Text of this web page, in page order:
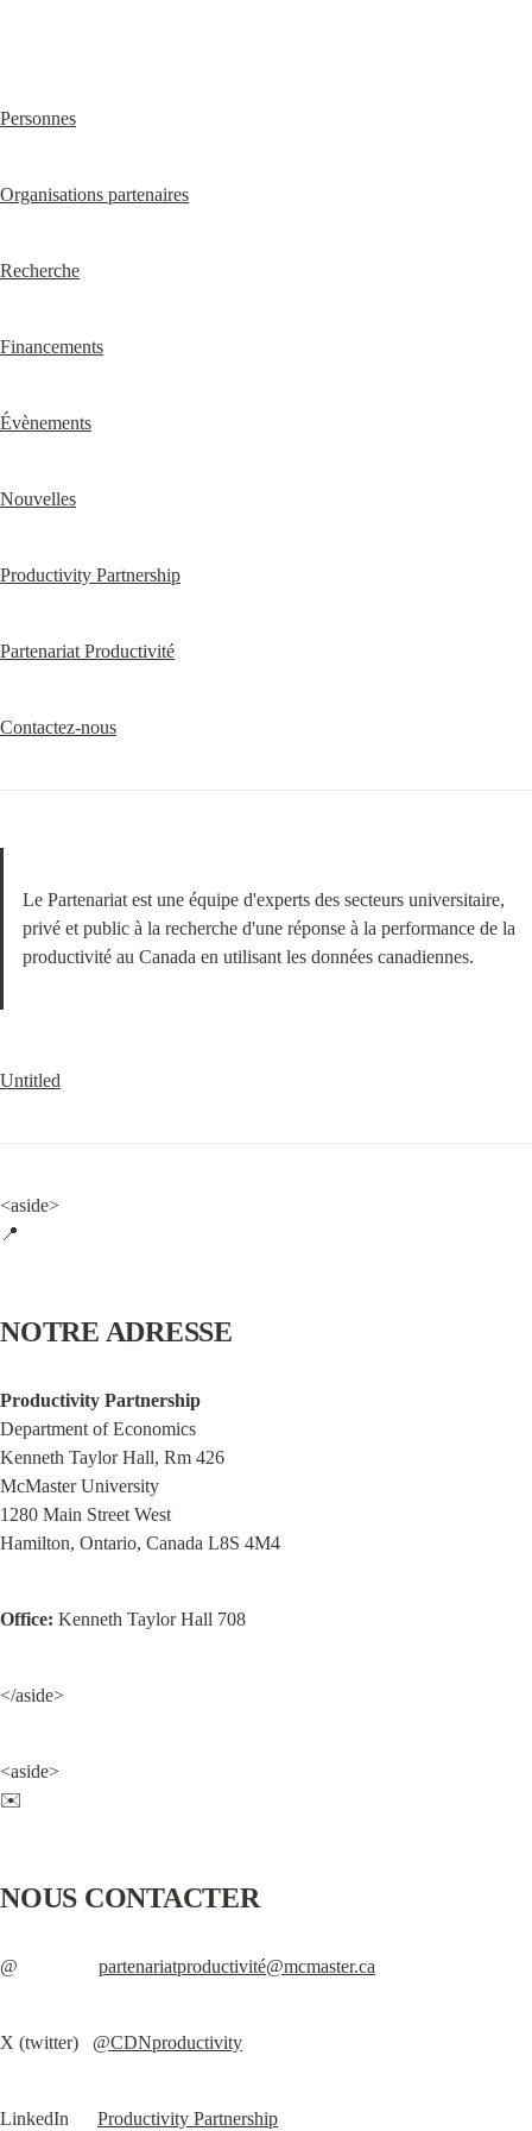
Personnes
Organisations partenaires
Recherche
Financements
Évènements
Nouvelles
Productivity Partnership
Partenariat Productivité
Contactez-nous
Le Partenariat est une équipe d'experts des secteurs universitaire,
privé et public à la recherche d'une réponse à la performance de la
productivité au Canada en utilisant les données canadiennes.
Untitled
<aside>
📍
NOTRE ADRESSE
Productivity Partnership
Department of Economics
Kenneth Taylor Hall, Rm 426
McMaster University
1280 Main Street West
Hamilton, Ontario, Canada L8S 4M4
Office: Kenneth Taylor Hall 708
</aside>
<aside>
✉️
NOUS CONTACTER
@ partenariatproductivité@mcmaster.ca
X (twitter) @CDNproductivity
LinkedIn Productivity Partnership